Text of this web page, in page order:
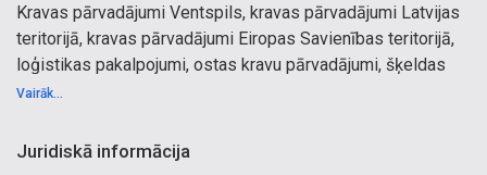
Kravas pārvadājumi Ventspils, kravas pārvadājumi Latvijas
teritorijā, kravas pārvadājumi Eiropas Savienības teritorijā,
loģistikas pakalpojumi, ostas kravu pārvadājumi, šķeldas
transportēšana, kūdras transportēšana, graudaugu
transportēšana, lejamkravas transportēšana, bioloģisko
Vairāk...
Juridiskā informācija